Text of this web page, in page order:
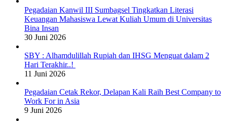
Pegadaian Kanwil III Sumbagsel Tingkatkan Literasi
Keuangan Mahasiswa Lewat Kuliah Umum di Universitas
Bina Insan
30 Juni 2026
SBY : Alhamdulillah Rupiah dan IHSG Menguat dalam 2
Hari Terakhir..!
11 Juni 2026
Pegadaian Cetak Rekor, Delapan Kali Raih Best Company to
Work For in Asia
9 Juni 2026